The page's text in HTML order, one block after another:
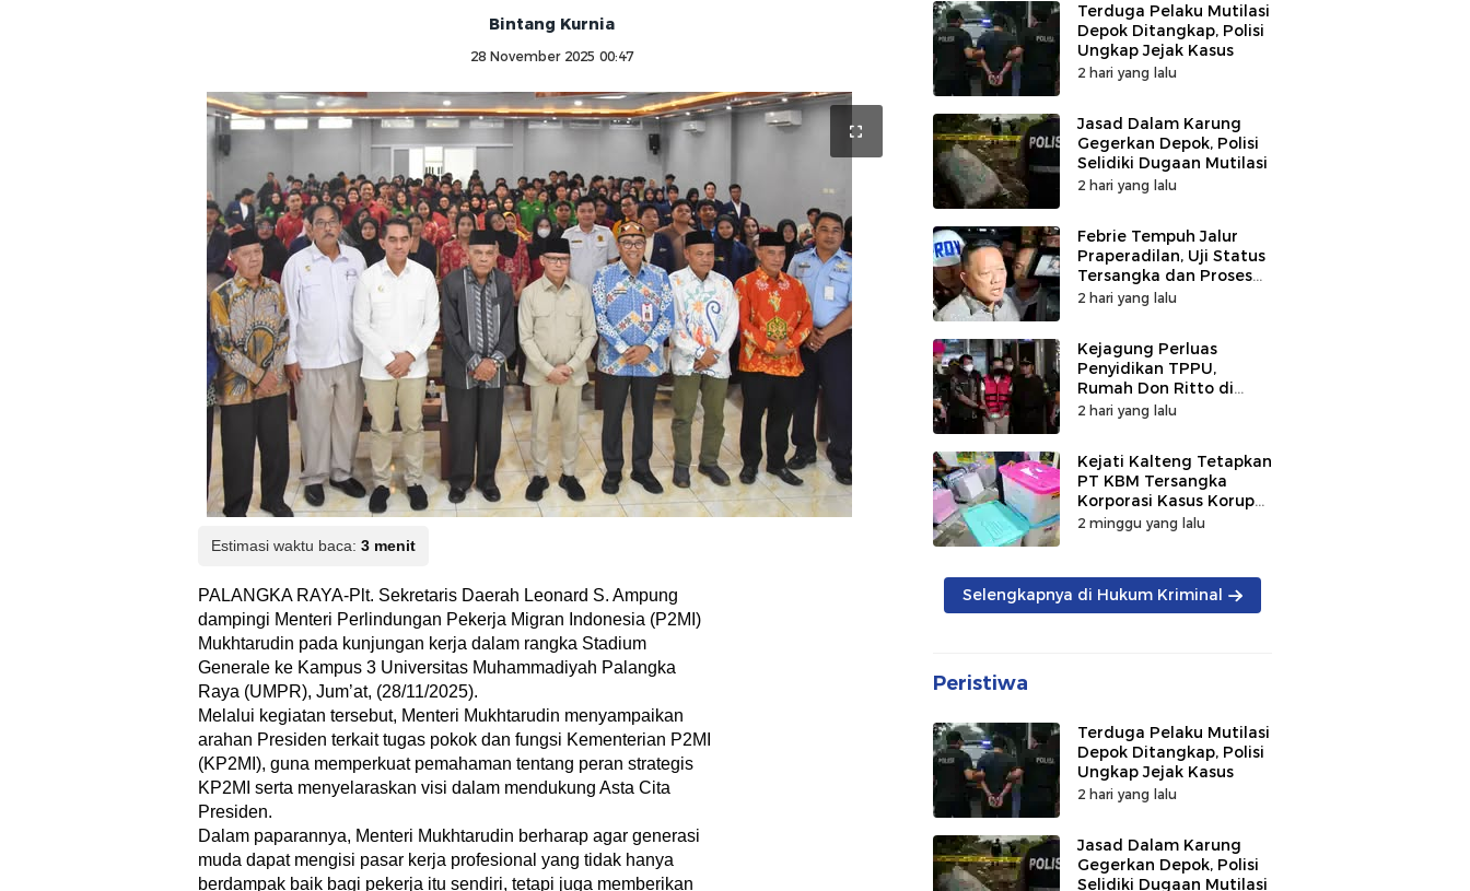
Bintang Kurnia
28 November 2025 00:47
Estimasi waktu baca: 3 menit
PALANGKA RAYA-Plt. Sekretaris Daerah Leonard S. Ampung
dampingi Menteri Perlindungan Pekerja Migran Indonesia (P2MI)
Mukhtarudin pada kunjungan kerja dalam rangka Stadium
Generale ke Kampus 3 Universitas Muhammadiyah Palangka
Raya (UMPR), Jum’at, (28/11/2025).
Melalui kegiatan tersebut, Menteri Mukhtarudin menyampaikan
arahan Presiden terkait tugas pokok dan fungsi Kementerian P2MI
(KP2MI), guna memperkuat pemahaman tentang peran strategis
KP2MI serta menyelaraskan visi dalam mendukung Asta Cita
Presiden.
Dalam paparannya, Menteri Mukhtarudin berharap agar generasi
muda dapat mengisi pasar kerja profesional yang tidak hanya
berdampak baik bagi pekerja itu sendiri, tetapi juga memberikan
Terduga Pelaku Mutilasi
Depok Ditangkap, Polisi
Ungkap Jejak Kasus
2 hari yang lalu
Jasad Dalam Karung
Gegerkan Depok, Polisi
Selidiki Dugaan Mutilasi
2 hari yang lalu
Febrie Tempuh Jalur
Praperadilan, Uji Status
Tersangka dan Proses
Penyidikan
2 hari yang lalu
Kejagung Perluas
Penyidikan TPPU,
Rumah Don Ritto di
Bandung Digeledah
2 hari yang lalu
Kejati Kalteng Tetapkan
PT KBM Tersangka
Korporasi Kasus Korupsi
Zirkon Rp242 Miliar
2 minggu yang lalu
Selengkapnya di Hukum Kriminal
Peristiwa
Terduga Pelaku Mutilasi
Depok Ditangkap, Polisi
Ungkap Jejak Kasus
2 hari yang lalu
Jasad Dalam Karung
Gegerkan Depok, Polisi
Selidiki Dugaan Mutilasi